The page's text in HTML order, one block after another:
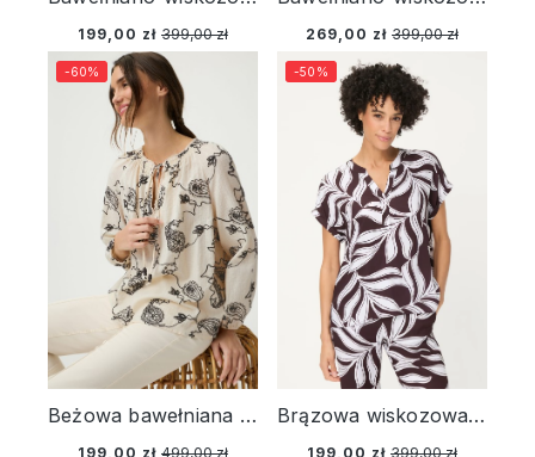
199,00 zł 399,00 zł 269,00 zł 399,00 zł
Beżowa bawełniana koszula damska z haftem – Designer Choice
199,00 zł 499,00 zł
-60%
Brązowa wiskozowa koszula damska z roślinnym wzorem – Savanna Sky
199,00 zł 399,00 zł
-50%